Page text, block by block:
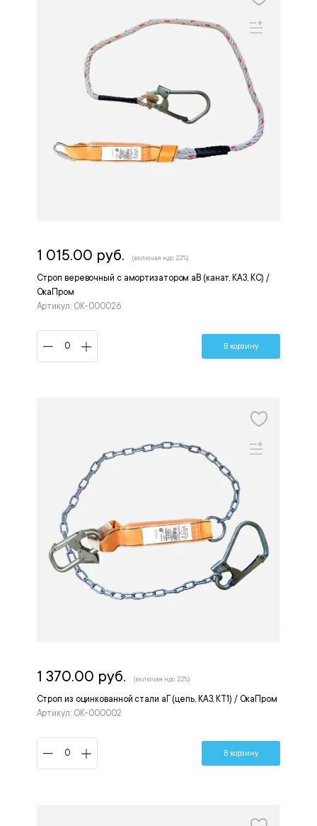
Строп веревочный с амортизатором аВ (канат, КА3, КС) /
ОкаПром
Артикул: OK-000026
1 015.00 руб. (включая ндс 22%)
В корзину
Строп из оцинкованной стали аГ (цепь, КА3, КТ1) / ОкаПром
Артикул: OK-000002
1 370.00 руб. (включая ндс 22%)
В корзину